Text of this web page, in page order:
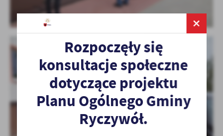
Rozpoczęły się
konsultacje społeczne
dotyczące projektu
Planu Ogólnego Gminy
Ryczywół.